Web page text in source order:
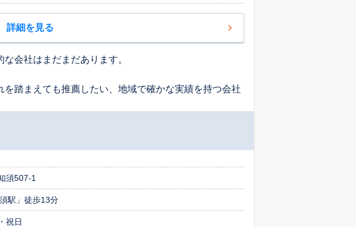
詳細を見る
会社はまだまだあります。
踏まえても推薦したい、地域で確かな実績を持つ会社
須507-1
駅」徒歩13分
祝日